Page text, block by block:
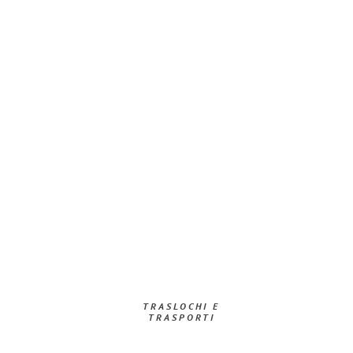
TRASLOCHI E
TRASPORTI​